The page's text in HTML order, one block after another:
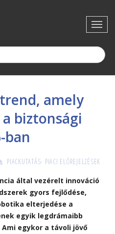
amely
biztonsági
ban
PIACKUTATÁS- PIACI ELŐREJELZÉSEK
által vezérelt innováció
gyors fejlődése,
elterjedése a
egyik legdrámaibb
egykor a távoli jövő